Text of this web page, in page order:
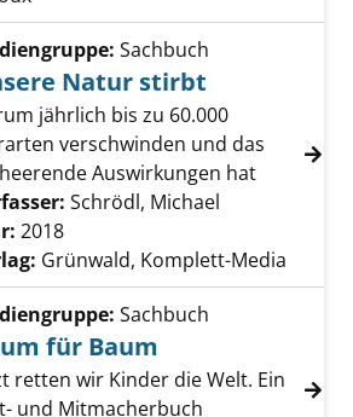
Details von Unsere Natur stirbt
Sachbuch
Natur stirbt
jährlich bis zu 60.000
verschwinden und das
Auswirkungen hat
Schrödl, Michael
2018
Grünwald, Komplett-Media
Sachbuch
für Baum
retten wir Kinder die Welt. Ein
und Mitmacherbuch